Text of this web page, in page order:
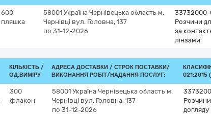
600
пляшка
58001 Україна Чернівецька область м.
Чернівці вул. Головна, 137
по 31-12-2026
Розчини
за
лінзами
КІЛЬКІСТЬ /
ОД.ВИМІРУ
АДРЕСА ДОСТАВКИ / СТРОК ПОСТАВКИ/
ВИКОНАННЯ РОБІТ/НАДАННЯ ПОСЛУГ:
021:2015
300
флакон
58001 Україна Чернівецька область м.
Чернівці вул. Головна, 137
по 31-12-2026
догляду